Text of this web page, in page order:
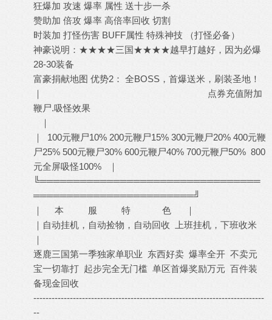
狂爆加 攻速 爆率 属性 送十步一杀
赞助加 倍攻 爆率 高倍率回收 切割
时装加 打怪伤害 BUFF属性 特殊神技 （打怪必备）
神豪说明：★★★★三国★★★★越早打越好，因为必爆
28-30装备
富豪捐献地图 优势2： 全BOSS，首爆送米，刷装圣地！
｜ 点券充值附加
鞭尸.吸怪效果
｜
｜ 100元鞭尸10% 200元鞭尸15% 300元鞭尸20% 400元鞭
尸25% 500元鞭尸30% 600元鞭尸40% 700元鞭尸50% 800
元全屏吸怪100% ｜
╚═════════════════════════════════
════════════════════════╝
｜ 本 服 特 色 ｜
｜自动挂机，自动捡物，自动回收 上班挂机，下班收米
｜
逐鹿三国第一季独家单职业 东西好卖 爆率全开 不卖元
宝一切靠打 起步完全无门槛 单区首爆奖励万元 百件装
备现金回收
----------------------------------------------------------------------------
--